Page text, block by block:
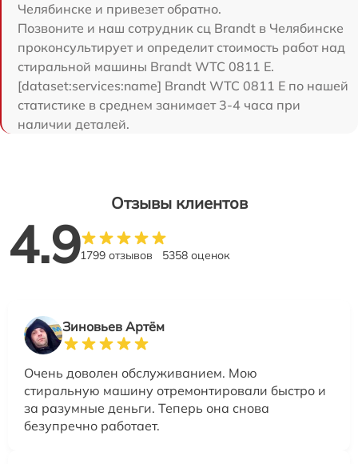
Челябинске и привезет обратно.
Позвоните и наш сотрудник сц Brandt в Челябинске
проконсультирует и определит стоимость работ над
стиральной машины Brandt WTC 0811 E.
[dataset:services:name] Brandt WTC 0811 E по нашей
статистике в среднем занимает 3-4 часа при
наличии деталей.
Отзывы клиентов
4.91799 отзывов 5358 оценок
Зиновьев Артём
Очень доволен обслуживанием. Мою
стиральную машину отремонтировали быстро и
за разумные деньги. Теперь она снова
безупречно работает.